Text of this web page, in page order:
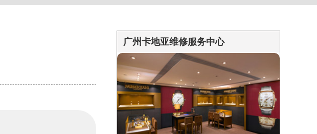
广州卡地亚维修服务中心